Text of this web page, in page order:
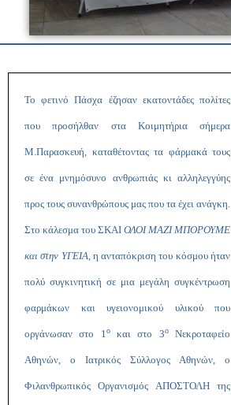
Το φετινό Πάσχα έζησαν εκατοντάδες πολίτες
που προσήλθαν στα Κοιμητήρια σήμερα
Μ.Παρασκευή, καταθέτοντας τα φάρμακά τους
σε ένα μνημόσυνο ανθρωπιάς κι αλληλεγγύης
προς τους συνανθρώπους μας που τα έχει ανάγκη.
Στο κάλεσμα του ΣΚΑΙ ΟΛΟΙ ΜΑΖΙ ΜΠΟΡΟΥΜΕ
και στην ΥΓΕΙΑ, η ανταπόκριση του κόσμου ήταν
πολύ συγκινητική σε μια μεγάλη συγκέντρωση
φαρμάκων και υγειονομικού υλικού που
οργάνωσαν στο 1οκαι στο 3οΝεκροταφείο
Αθηνών, ο Ιατρικός Σύλλογος Αθηνών, ο
Φιλανθρωπικός Οργανισμός ΑΠΟΣΤΟΛΗ της